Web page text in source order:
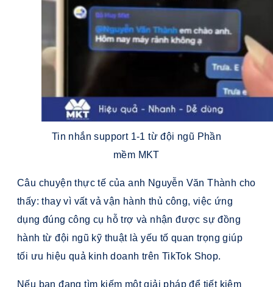
Tin nhắn support 1-1 từ đội ngũ Phần
mềm MKT
Câu chuyện thực tế của anh Nguyễn Văn Thành cho
thấy: thay vì vất vả vận hành thủ công, việc ứng
dụng đúng công cụ hỗ trợ và nhận được sự đồng
hành từ đội ngũ kỹ thuật là yếu tố quan trọng giúp
tối ưu hiệu quả kinh doanh trên TikTok Shop.
Nếu bạn đang tìm kiếm một giải pháp để tiết kiệm